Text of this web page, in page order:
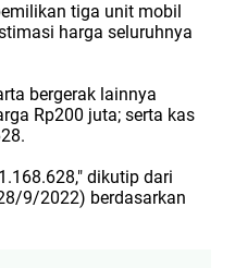
tiga unit mobil
harga seluruhnya
bergerak lainnya
Rp200 juta; serta kas
dikutip dari
9/2022) berdasarkan